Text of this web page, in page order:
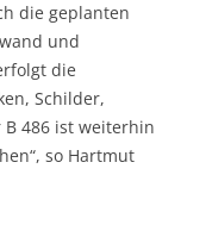
die geplanten
und
die
Schilder,
486 ist weiterhin
so Hartmut